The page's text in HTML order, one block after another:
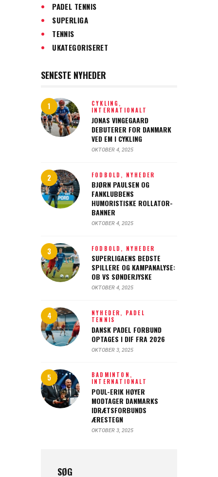
PADEL TENNIS
SUPERLIGA
TENNIS
UKATEGORISERET
SENESTE NYHEDER
CYKLING,
INTERNATIONALT
JONAS VINGEGAARD
DEBUTERER FOR DANMARK
VED EM I CYKLING
OKTOBER 4, 2025
FODBOLD, NYHEDER
BJØRN PAULSEN OG
FANKLUBBENS
HUMORISTISKE ROLLATOR-
BANNER
OKTOBER 4, 2025
FODBOLD, NYHEDER
SUPERLIGAENS BEDSTE
SPILLERE OG KAMPANALYSE:
OB VS SØNDERJYSKE
OKTOBER 4, 2025
NYHEDER, PADEL
TENNIS
DANSK PADEL FORBUND
OPTAGES I DIF FRA 2026
OKTOBER 3, 2025
BADMINTON,
INTERNATIONALT
POUL-ERIK HØYER
MODTAGER DANMARKS
IDRÆTSFORBUNDS
ÆRESTEGN
OKTOBER 3, 2025
SØG